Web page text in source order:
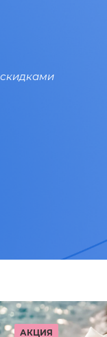
АКЦИЯ